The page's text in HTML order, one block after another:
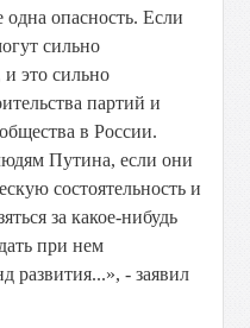
опасность. Если
сильно
и это сильно
партий и
в России.
Путина, если они
состоятельность и
за какое-нибудь
при нем
развития...», - заявил